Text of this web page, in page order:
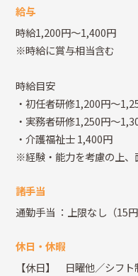
給与
時給1,200円～1,400円
※時給に賞与相当含む
時給目安
・初任者研修1,200円～
・実務者研修1,250円～
・介護福祉士 1,400円
※経験・能力を考慮の上、
諸手当
通勤手当 ：上限なし（15
休日・休暇
【休日】 日曜他／シフト